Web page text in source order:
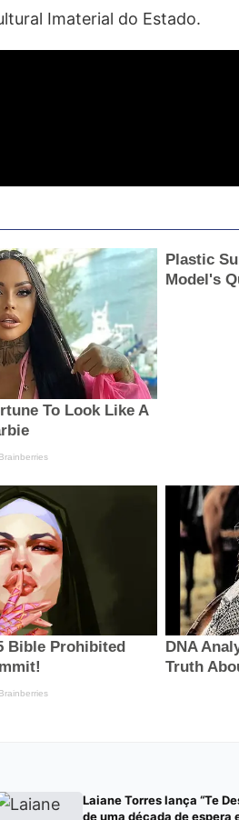
Imaterial do Estado.
Laiane Torres lança “Te
de uma década de espera